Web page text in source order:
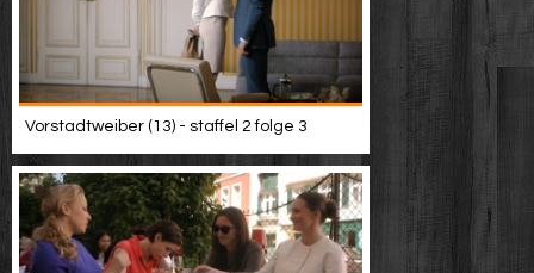
Vorstadtweiber (13) - staffel 2 folge 3